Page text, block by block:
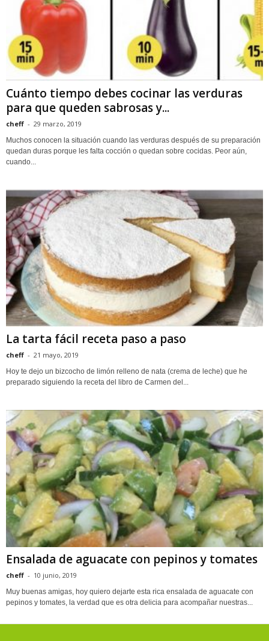
Cuánto tiempo debes cocinar las verduras
para que queden sabrosas y...
cheff - 29 marzo, 2019
Muchos conocen la situación cuando las verduras después de su preparación
quedan duras porque les falta cocción o quedan sobre cocidas. Peor aún,
cuando...
La tarta fácil receta paso a paso
cheff - 21 mayo, 2019
Hoy te dejo un bizcocho de limón relleno de nata (crema de leche) que he
preparado siguiendo la receta del libro de Carmen del...
Ensalada de aguacate con pepinos y tomates
cheff - 10 junio, 2019
Muy buenas amigas, hoy quiero dejarte esta rica ensalada de aguacate con
pepinos y tomates, la verdad que es otra delicia para acompañar nuestras...